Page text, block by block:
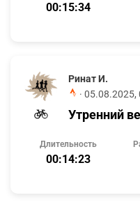
00:15:34
Ринат И.
· 05.08.2025,
Утренний
Длительность
00:14:23